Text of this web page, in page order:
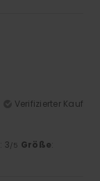
Verifizierter Kauf
: 3 /5 Größe: